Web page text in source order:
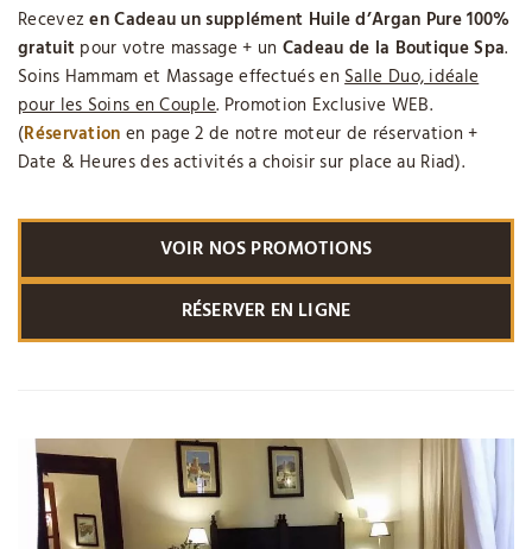
RecevezenCadeau un supplément Huile d’Argan Pure 100%
gratuit pour votre massage + un Cadeau de la Boutique Spa.
Soins Hammam et Massage effectués enSalle Duo, idéale
pour les Soins en Couple. Promotion Exclusive WEB.
(Réservation en page 2 de notre moteur de réservation +
Date & Heures des activités a choisir sur place au Riad).
VOIR NOS PROMOTIONS
RÉSERVER EN LIGNE